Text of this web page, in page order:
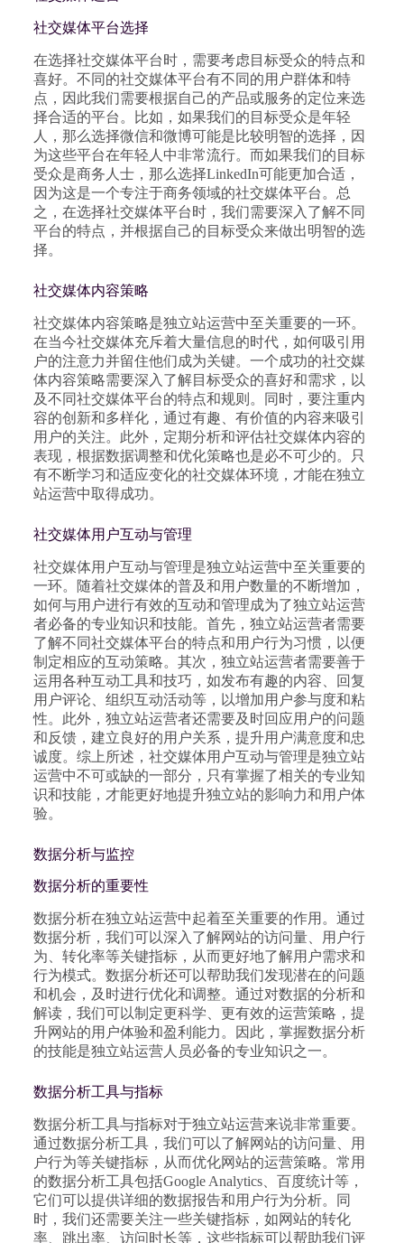
社交媒体平台选择
在选择社交媒体平台时，需要考虑目标受众的特点和
喜好。不同的社交媒体平台有不同的用户群体和特
点，因此我们需要根据自己的产品或服务的定位来选
择合适的平台。比如，如果我们的目标受众是年轻
人，那么选择微信和微博可能是比较明智的选择，因
为这些平台在年轻人中非常流行。而如果我们的目标
受众是商务人士，那么选择LinkedIn可能更加合适，
因为这是一个专注于商务领域的社交媒体平台。总
之，在选择社交媒体平台时，我们需要深入了解不同
平台的特点，并根据自己的目标受众来做出明智的选
择。
社交媒体内容策略
社交媒体内容策略是独立站运营中至关重要的一环。
在当今社交媒体充斥着大量信息的时代，如何吸引用
户的注意力并留住他们成为关键。一个成功的社交媒
体内容策略需要深入了解目标受众的喜好和需求，以
及不同社交媒体平台的特点和规则。同时，要注重内
容的创新和多样化，通过有趣、有价值的内容来吸引
用户的关注。此外，定期分析和评估社交媒体内容的
表现，根据数据调整和优化策略也是必不可少的。只
有不断学习和适应变化的社交媒体环境，才能在独立
站运营中取得成功。
社交媒体用户互动与管理
社交媒体用户互动与管理是独立站运营中至关重要的
一环。随着社交媒体的普及和用户数量的不断增加，
如何与用户进行有效的互动和管理成为了独立站运营
者必备的专业知识和技能。首先，独立站运营者需要
了解不同社交媒体平台的特点和用户行为习惯，以便
制定相应的互动策略。其次，独立站运营者需要善于
运用各种互动工具和技巧，如发布有趣的内容、回复
用户评论、组织互动活动等，以增加用户参与度和粘
性。此外，独立站运营者还需要及时回应用户的问题
和反馈，建立良好的用户关系，提升用户满意度和忠
诚度。综上所述，社交媒体用户互动与管理是独立站
运营中不可或缺的一部分，只有掌握了相关的专业知
识和技能，才能更好地提升独立站的影响力和用户体
验。
数据分析与监控
数据分析的重要性
数据分析在独立站运营中起着至关重要的作用。通过
数据分析，我们可以深入了解网站的访问量、用户行
为、转化率等关键指标，从而更好地了解用户需求和
行为模式。数据分析还可以帮助我们发现潜在的问题
和机会，及时进行优化和调整。通过对数据的分析和
解读，我们可以制定更科学、更有效的运营策略，提
升网站的用户体验和盈利能力。因此，掌握数据分析
的技能是独立站运营人员必备的专业知识之一。
数据分析工具与指标
数据分析工具与指标对于独立站运营来说非常重要。
通过数据分析工具，我们可以了解网站的访问量、用
户行为等关键指标，从而优化网站的运营策略。常用
的数据分析工具包括Google Analytics、百度统计等，
它们可以提供详细的数据报告和用户行为分析。同
时，我们还需要关注一些关键指标，如网站的转化
率、跳出率、访问时长等，这些指标可以帮助我们评